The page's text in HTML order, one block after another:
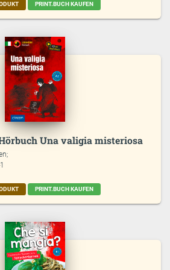
PRINT.BUCH KAUFEN
Una valigia misteriosa
PRINT.BUCH KAUFEN